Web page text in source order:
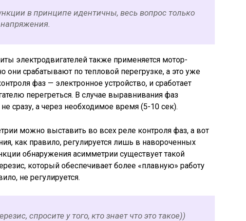
в принципе идентичны, весь вопрос только
электродвигателей также применяется мотор-
они срабатывают по тепловой перегрузке, а это уже
фаз — электронное устройство, и сработает
перегреться. В случае выравнивания фаз
сразу, а через необходимое время (5-10 сек).
можно выставить во всех реле контроля фаз, а вот
как правило, регулируется лишь в навороченных
обнаружения асимметрии существует такой
который обеспечивает более «плавную» работу
не регулируется.
спросите у того, кто знает что это такое))